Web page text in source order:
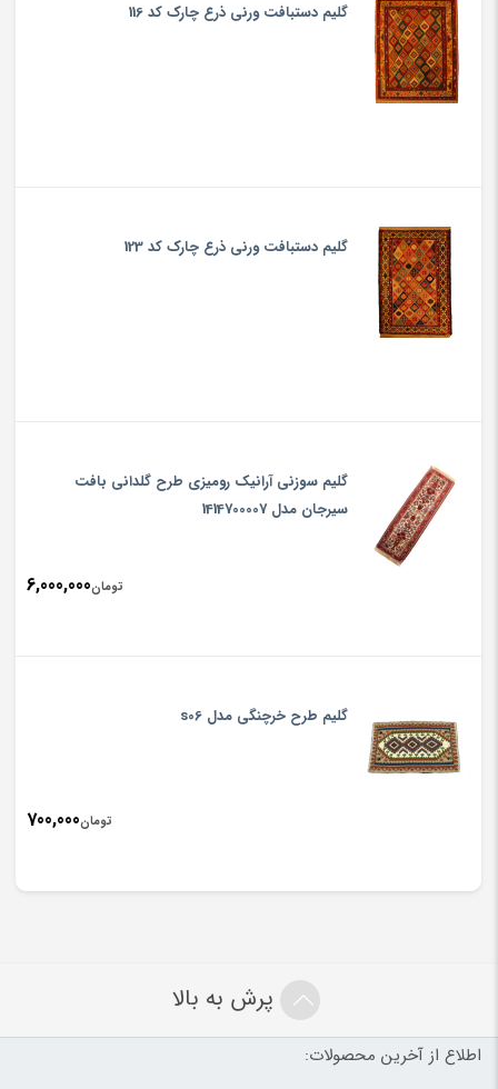
گلیم دستبافت ورنی ذرع چارک کد 116
گلیم دستبافت ورنی ذرع چارک کد 123
گلیم سوزنی آرانیک رومیزی‏ طرح ‏گلدانی‏ بافت
سیرجان‏ مدل 1414700007
تومان6,000,000
گلیم طرح خرچنگی مدل s06
تومان700,000
پرش به بالا
اطلاع از آخرین محصولات: